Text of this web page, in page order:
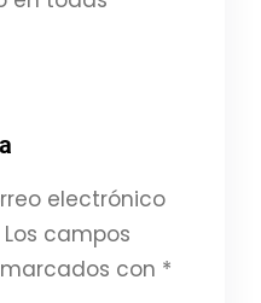
electrónico
Los campos
con *